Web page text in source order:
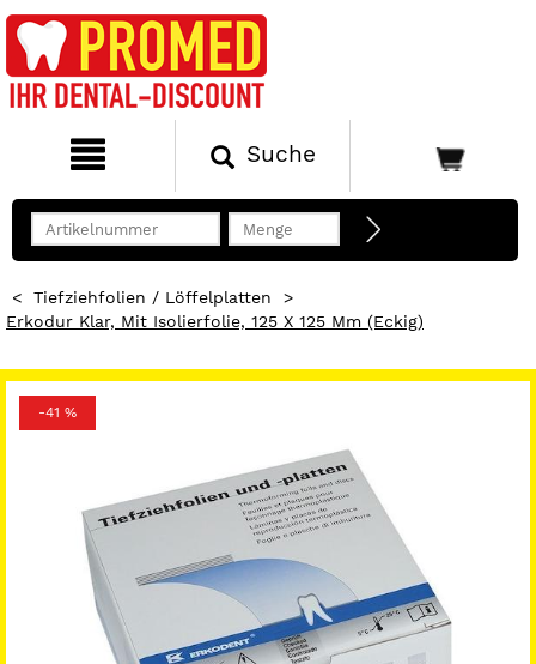
Suche
< Tiefziehfolien / Löffelplatten
>
Erkodur Klar, Mit Isolierfolie, 125 X 125 Mm (eckig)
-41 %